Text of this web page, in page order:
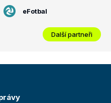
eFotbal
Další partneři